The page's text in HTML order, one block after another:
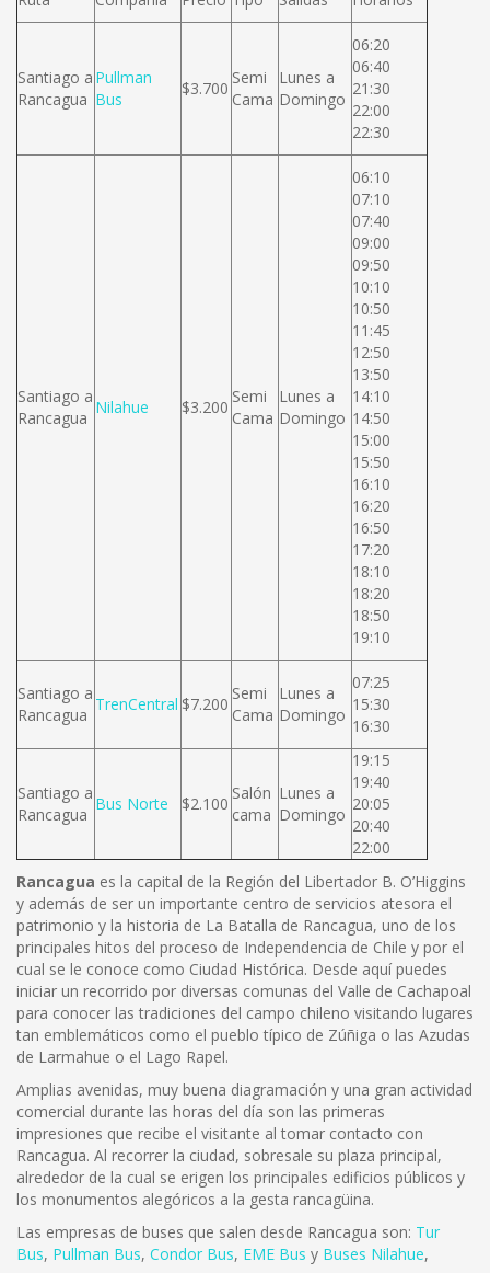
Santiago a
Rancagua
Pullman
Bus
$3.700
Semi
Cama
Lunes a
Domingo
06:20
06:40
21:30
22:00
22:30
Santiago a
Rancagua
Nilahue $3.200
Semi
Cama
Lunes a
Domingo
06:10
07:10
07:40
09:00
09:50
10:10
10:50
11:45
12:50
13:50
14:10
14:50
15:00
15:50
16:10
16:20
16:50
17:20
18:10
18:20
18:50
19:10
Santiago a
Rancagua
TrenCentral $7.200
Semi
Cama
Lunes a
Domingo
07:25
15:30
16:30
Santiago a
Rancagua
Bus Norte $2.100
Salón
cama
Lunes a
Domingo
19:15
19:40
20:05
20:40
22:00
Rancagua es la capital de la Región del Libertador B. O’Higgins
y además de ser un importante centro de servicios atesora el
patrimonio y la historia de La Batalla de Rancagua, uno de los
principales hitos del proceso de Independencia de Chile y por el
cual se le conoce como Ciudad Histórica. Desde aquí puedes
iniciar un recorrido por diversas comunas del Valle de Cachapoal
para conocer las tradiciones del campo chileno visitando lugares
tan emblemáticos como el pueblo típico de Zúñiga o las Azudas
de Larmahue o el Lago Rapel.
Amplias avenidas, muy buena diagramación y una gran actividad
comercial durante las horas del día son las primeras
impresiones que recibe el visitante al tomar contacto con
Rancagua. Al recorrer la ciudad, sobresale su plaza principal,
alrededor de la cual se erigen los principales edificios públicos y
los monumentos alegóricos a la gesta rancagüina.
Las empresas de buses que salen desde Rancagua son: Tur
Bus, Pullman Bus, Condor Bus, EME Bus y Buses Nilahue,